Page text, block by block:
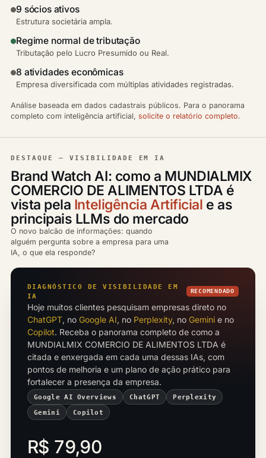
9 sócios ativos
Estrutura societária ampla.
Regime normal de tributação
Tributação pelo Lucro Presumido ou Real.
8 atividades econômicas
Empresa diversificada com múltiplas atividades registradas.
Análise baseada em dados cadastrais públicos. Para o panorama
completo com inteligência artificial, solicite o relatório completo.
DESTAQUE — VISIBILIDADE EM IA
Brand Watch AI: como a MUNDIALMIX
COMERCIO DE ALIMENTOS LTDA é
vista pela Inteligência Artificial e as
principais LLMs do mercado
O novo balcão de informações: quando
alguém pergunta sobre a empresa para uma
IA, o que ela responde?
DIAGNÓSTICO DE VISIBILIDADE EM
IA
RECOMENDADO
Hoje muitos clientes pesquisam empresas direto no
ChatGPT, no Google AI, no Perplexity, no Gemini e no
Copilot. Receba o panorama completo de como a
MUNDIALMIX COMERCIO DE ALIMENTOS LTDA é
citada e enxergada em cada uma dessas IAs, com
pontos de melhoria e um plano de ação prático para
fortalecer a presença da empresa.
Google AI Overviews ChatGPT Perplexity
Gemini Copilot
R$ 79,90